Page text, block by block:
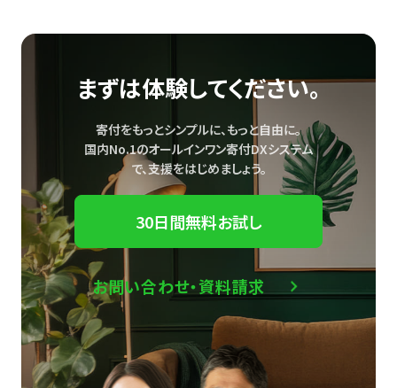
まずは体験してください。
寄付をもっとシンプルに、もっと自由に。
国内No.1のオールインワン寄付DXシステム
で、支援をはじめましょう。
30日間無料お試し
お問い合わせ・資料請求